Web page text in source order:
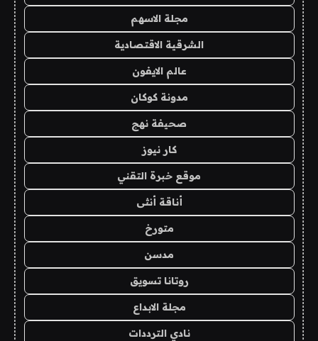
مجلة الاسهم
الشرقية الاقتصادية
عالم الايفون
مدونة كوكان
صحيفة نهج
كار نيوز
موقع خبرة التقني
أناقة أنثى
متورخ
مدسن
روتانا تسويق
مجلة الابداع
نادي الترددات